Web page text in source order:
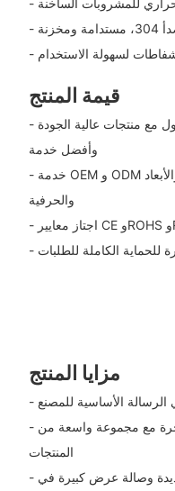
لسهولة الاستخدام
قيمة المنتج
- مصنع أدوات الشرب الاحترافي الأول مع منتجات عالية الجودة
وأفضل خدمة
- خدمة OEM و ODM الشاملة مع خيارات التخصيص للمواد والأبعاد
والحرفية
للحماية الكاملة للطلبات
مزايا المنتج
الرسالة الأساسية للمصنع
- مورد مصنع للعلامات التجارية الفاخرة مع مجموعة واسعة من
المنتجات
- تحديثات أسبوعية عن العناصر الجديدة وصالة عرض كبيرة في